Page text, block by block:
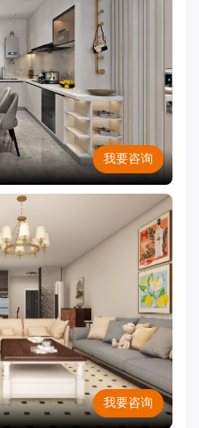
我要咨询
我要咨询